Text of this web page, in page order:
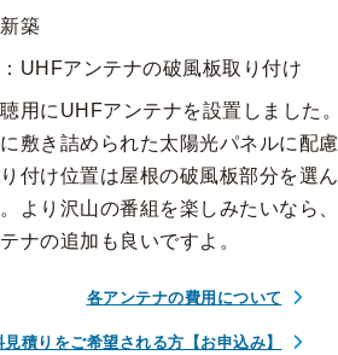
築
UHFアンテナの破風板取り付け
用にUHFアンテナを設置しました。
敷き詰められた太陽光パネルに配慮
付け位置は屋根の破風板部分を選ん
より沢山の番組を楽しみたいなら、
ナの追加も良いですよ。
各アンテナの費用について
見積りをご希望される方【お申込み】